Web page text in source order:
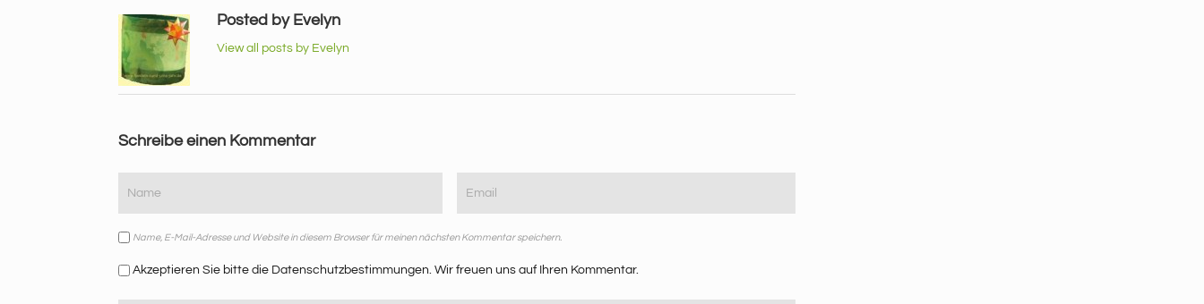
Posted by Evelyn
View all posts by Evelyn
Schreibe einen Kommentar
Name, E-Mail-Adresse und Website in diesem Browser für meinen nächsten Kommentar speichern.
Akzeptieren Sie bitte die Datenschutzbestimmungen. Wir freuen uns auf Ihren Kommentar.